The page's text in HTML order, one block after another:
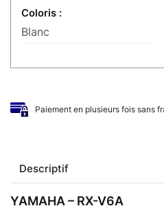
Coloris
Blanc
Paiement en plusieurs fois sans
Descriptif
YAMAHA – RX-V6A